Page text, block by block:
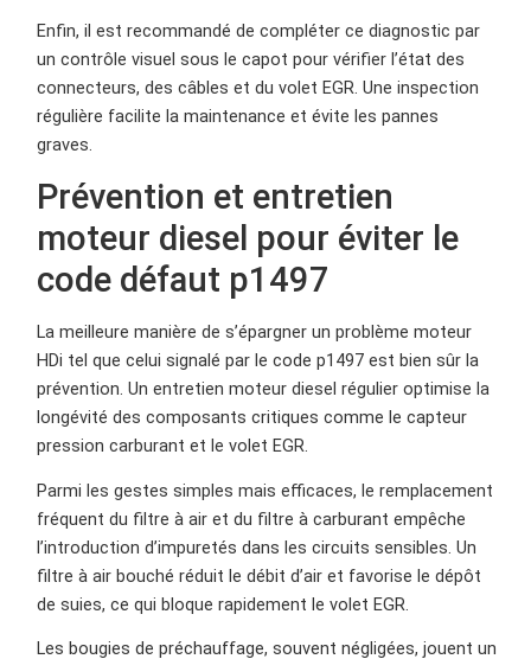
Enfin, il est recommandé de compléter ce diagnostic par
un contrôle visuel sous le capot pour vérifier l’état des
connecteurs, des câbles et du volet EGR. Une inspection
régulière facilite la maintenance et évite les pannes
graves.
Prévention et entretien
moteur diesel pour éviter le
code défaut p1497
La meilleure manière de s’épargner un problème moteur
HDi tel que celui signalé par le code p1497 est bien sûr la
prévention. Un entretien moteur diesel régulier optimise la
longévité des composants critiques comme le capteur
pression carburant et le volet EGR.
Parmi les gestes simples mais efficaces, le remplacement
fréquent du filtre à air et du filtre à carburant empêche
l’introduction d’impuretés dans les circuits sensibles. Un
filtre à air bouché réduit le débit d’air et favorise le dépôt
de suies, ce qui bloque rapidement le volet EGR.
Les bougies de préchauffage, souvent négligées, jouent un